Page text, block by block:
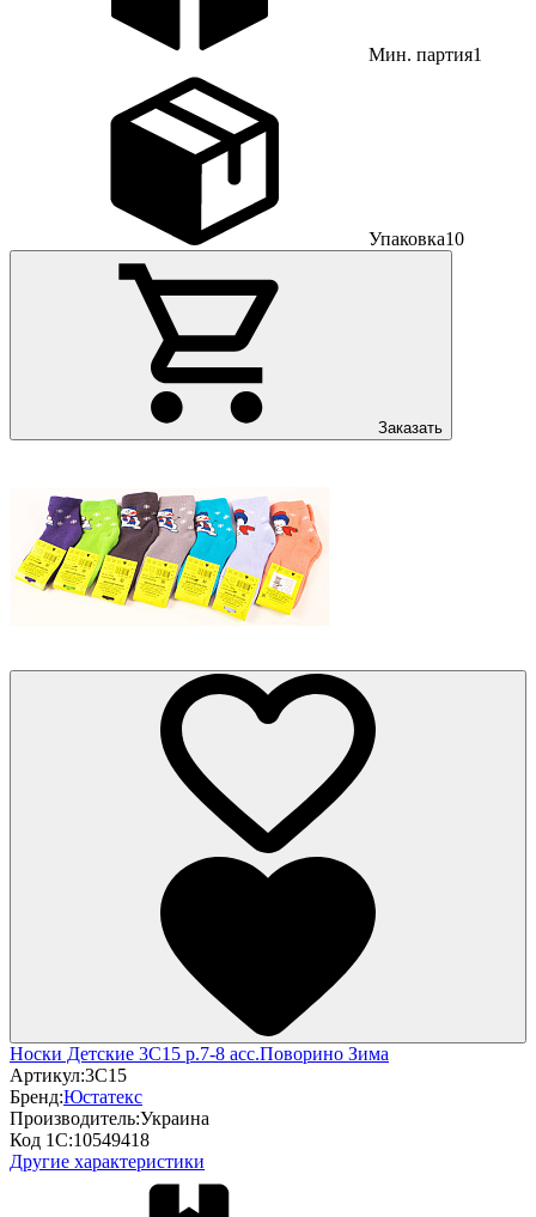
Мин. партия1
Упаковка10
Заказать
Носки Детские 3С15 р.7-8 асс.Поворино Зима
Артикул:3С15
Бренд:Юстатекс
Производитель:Украина
Код 1С:10549418
Другие характеристики